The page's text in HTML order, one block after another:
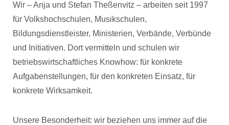
Wir – Anja und Stefan Theßenvitz – arbeiten seit 1997
für Volkshochschulen, Musikschulen,
Bildungsdienstleister, Ministerien, Verbände, Verbünde
und Initiativen. Dort vermitteln und schulen wir
betriebswirtschaftliches Knowhow: für konkrete
Aufgabenstellungen, für den konkreten Einsatz, für
konkrete Wirksamkeit.
Unsere Besonderheit: wir beziehen uns immer auf die